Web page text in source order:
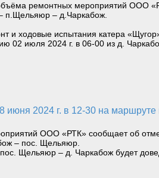
ремонтных мероприятий ООО
п.Щельяюр – д.Чаркабож.
и ходовые испытания катера
02 июля 2024 г. в 06-00 из д.
ООО «РТК» сообщает об
– пос. Щельяюр.
Щельяюр – д. Чаркабож будет